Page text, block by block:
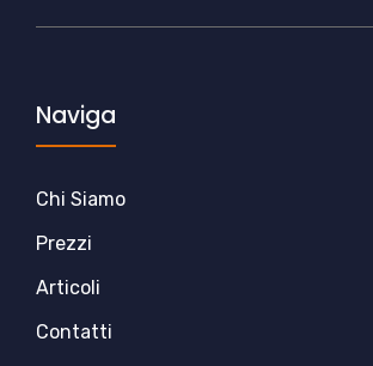
Naviga
Chi Siamo
Prezzi
Articoli
Contatti